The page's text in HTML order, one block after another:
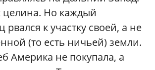
целина. Но каждый
рвался к участку своей, а не
(то есть ничьей) земли.
Америка не покупала, а